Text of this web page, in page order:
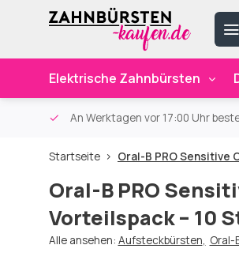
Elektrische Zahnbürsten
An Werktagen vor 17:00 Uhr
Startseite Oral-B PRO Sensitive
Oral-B PRO
Vorteilspack – 10
Alle ansehen: Aufsteckbürsten Oral-